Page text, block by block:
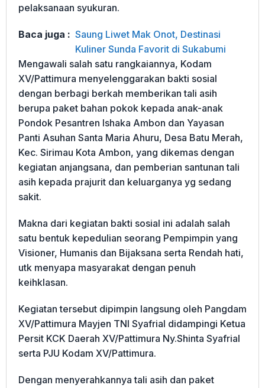
pelaksanaan syukuran.
Baca juga : Saung Liwet Mak Onot, Destinasi
Kuliner Sunda Favorit di Sukabumi
Mengawali salah satu rangkaiannya, Kodam
XV/Pattimura menyelenggarakan bakti sosial
dengan berbagi berkah memberikan tali asih
berupa paket bahan pokok kepada anak-anak
Pondok Pesantren Ishaka Ambon dan Yayasan
Panti Asuhan Santa Maria Ahuru, Desa Batu Merah,
Kec. Sirimau Kota Ambon, yang dikemas dengan
kegiatan anjangsana, dan pemberian santunan tali
asih kepada prajurit dan keluarganya yg sedang
sakit.
Makna dari kegiatan bakti sosial ini adalah salah
satu bentuk kepedulian seorang Pempimpin yang
Visioner, Humanis dan Bijaksana serta Rendah hati,
utk menyapa masyarakat dengan penuh
keihklasan.
Kegiatan tersebut dipimpin langsung oleh Pangdam
XV/Pattimura Mayjen TNI Syafrial didampingi Ketua
Persit KCK Daerah XV/Pattimura Ny.Shinta Syafrial
serta PJU Kodam XV/Pattimura.
Dengan menyerahkannya tali asih dan paket